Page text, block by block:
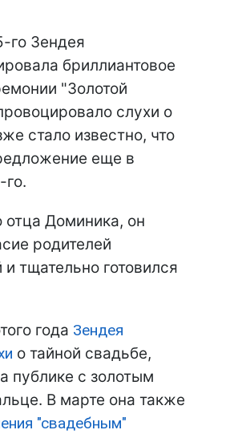
го Зендея
бриллиантовое
"Золотой
слухи о
стало известно, что
еще в
отца Доминика, он
родителей
тщательно готовился
года Зендея
о тайной свадьбе,
публике с золотым
В марте она также
"свадебным"